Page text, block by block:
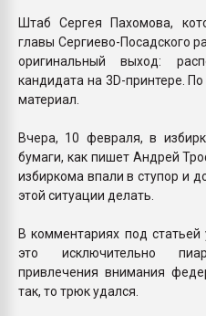
Штаб Сергея Пахомова,
главы Сергиево-Посадского
оригинальный выход:
кандидата на 3D-принтере.
материал.
Вчера, 10 февраля, в
бумаги, как пишет Андрей
избиркома впали в ступор и
этой ситуации делать.
В комментариях под
это исключительно
привлечения внимания
так, то трюк удался.